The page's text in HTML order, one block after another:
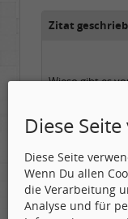
Zitat
Wieso gibt es
Titel: Chestnut
Label: AUDIO
EAN:
Veröffentlicht:
Kommentar:
Medium: CD
Diese
Diese Seite
Wenn Du allen
die Verarbeitung
Analyse und für